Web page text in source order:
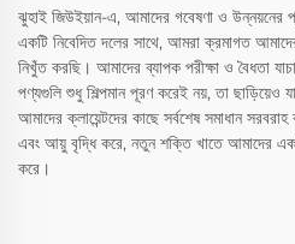
ঝুহাই জিউইয়ান-এ, আমাদের গবেষণা ও উন্নয়নের
একটি নিবেদিত দলের সাথে, আমরা ক্রমাগত
নিখুঁত করছি। আমাদের ব্যাপক পরীক্ষা ও বৈধতা
পণ্যগুলি শুধু শিল্পমান পূরণ করেই নয়, তা
আমাদের ক্লায়েন্টদের কাছে সর্বশেষ সমাধান
এবং আয়ু বৃদ্ধি করে, নতুন শক্তি খাতে আমাদের
করে।